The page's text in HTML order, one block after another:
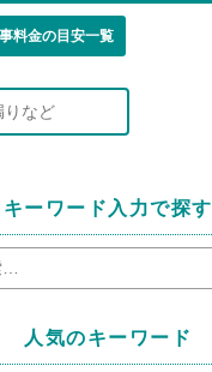
料金の目安一覧
キーワード入力で探す
人気のキーワード